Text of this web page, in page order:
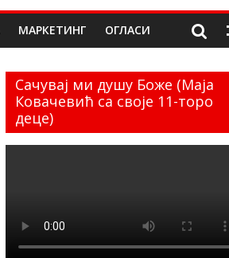
МАРКЕТИНГ ОГЛАСИ
Сачувај ми душу Боже (Маја
Ковачевић са своје 11-торо
деце)